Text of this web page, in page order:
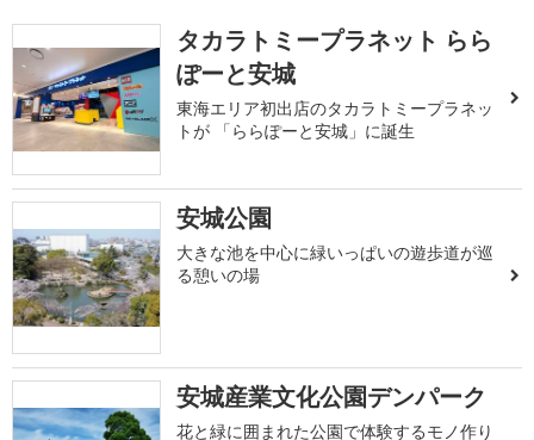
タカラトミープラネット らら
ぽーと安城
東海エリア初出店のタカラトミープラネッ
トが 「ららぽーと安城」に誕生
安城公園
大きな池を中心に緑いっぱいの遊歩道が巡
る憩いの場
安城産業文化公園デンパーク
花と緑に囲まれた公園で体験するモノ作り